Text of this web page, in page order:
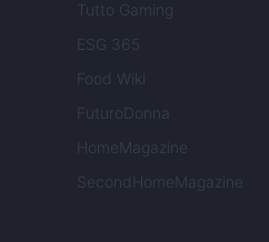
Tutto Gaming
ESG 365
Food Wiki
FuturoDonna
HomeMagazine
SecondHomeMagazine